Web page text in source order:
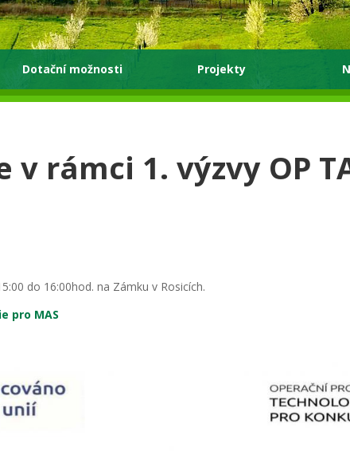
Dotační možnosti Projekty
rámci 1. výzvy OP
do 16:00hod. na Zámku v Rosicích.
pro MAS